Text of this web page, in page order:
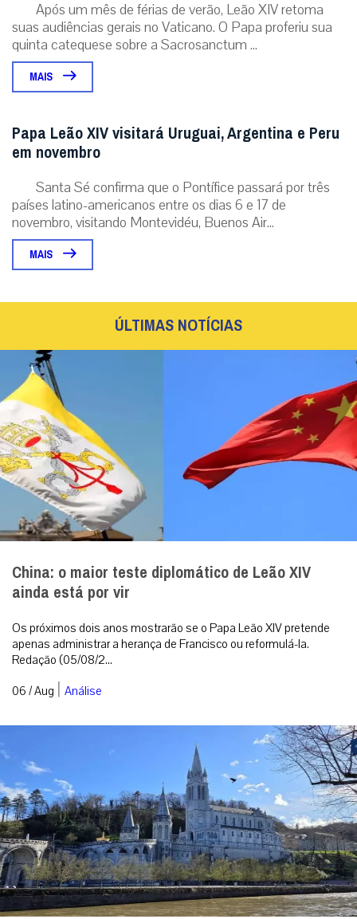
Após um mês de férias de verão, Leão XIV retoma
suas audiências gerais no Vaticano. O Papa proferiu sua
quinta catequese sobre a Sacrosanctum ...
MAIS
Papa Leão XIV visitará Uruguai, Argentina e Peru
em novembro
Santa Sé confirma que o Pontífice passará por três
países latino-americanos entre os dias 6 e 17 de
novembro, visitando Montevidéu, Buenos Air...
MAIS
ÚLTIMAS NOTÍCIAS
China: o maior teste diplomático de Leão XIV
ainda está por vir
Os próximos dois anos mostrarão se o Papa Leão XIV pretende
apenas administrar a herança de Francisco ou reformulá-la.
Redação (05/08/2...
06 / Aug | Análise